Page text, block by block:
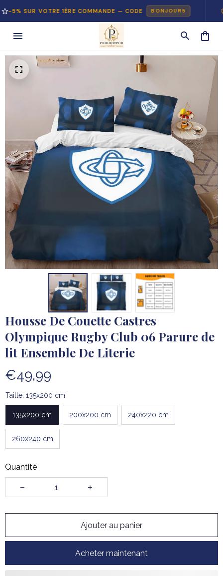
VOTRE 1ÈRE COMMANDE — CODE BONJOUR5
Housse De Couette Castres
Olympique Rugby Club 06 Parure de
lit Ensemble De Literie
€49,99
Taille: 135x200 cm
135x200 cm 200x200 cm 240x220 cm
260x240 cm
Quantité
Ajouter au panier
Acheter maintenant